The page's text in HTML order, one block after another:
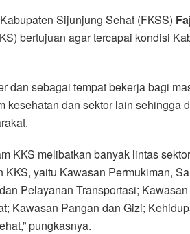
Sijunjung Sehat (FKSS)
bertujuan agar tercapai kondisi
dan sebagai tempat bekerja bagi
kesehatan dan sektor lain sehingga
KKS melibatkan banyak lintas
KKS, yaitu Kawasan Permukiman,
Pelayanan Transportasi;
Kawasan Pangan dan Gizi;
pungkasnya.